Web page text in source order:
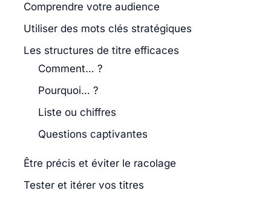
Comprendre votre audience
Utiliser des mots clés stratégiques
Les structures de titre efficaces
Comment… ?
Pourquoi… ?
Liste ou chiffres
Questions captivantes
Être précis et éviter le racolage
Tester et itérer vos titres